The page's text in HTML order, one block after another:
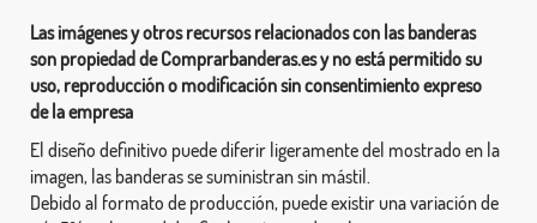
Las imágenes y otros recursos relacionados con las banderas
son propiedad de Comprarbanderas.es y no está permitido su
uso, reproducción o modificación sin consentimiento expreso
de la empresa
El diseño definitivo puede diferir ligeramente del mostrado en la
imagen, las banderas se suministran sin mástil.
Debido al formato de producción, puede existir una variación de